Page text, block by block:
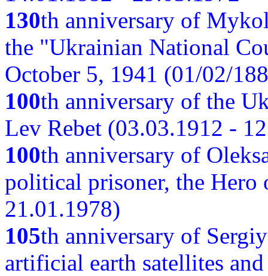
130th anniversary of
the "Ukrainian National
October 5, 1941 (01/02/
100th anniversary of the
Lev Rebet (03.03.1912 -
100th anniversary of
political prisoner, the
21.01.1978)
105th anniversary of
artificial earth satellites